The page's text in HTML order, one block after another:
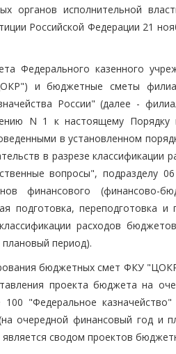
органов исполнительной
Российской Федерации 21
Федерального казенного
и бюджетные сметы
России" (далее -
N 1 к настоящему
в установленном
в разрезе классификации
вопросы", подразделу
финансового (финансово-
подготовка, переподготовка
расходов
период).
бюджетных смет ФКУ
проекта бюджета на
100 "Федеральное
очередной финансовый год и
является сводом проектов